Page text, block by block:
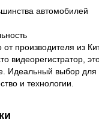
автомобилей
производителя из
видеорегистратор,
Идеальный выбор для
и технологии.